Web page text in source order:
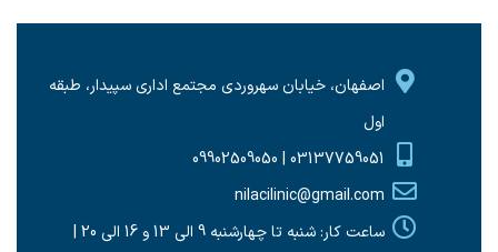
اصفهان، خیابان سهروردی مجتمع اداری سپیدار، طبقه
اول
03137759051 | 09902509050
nilacilinic@gmail.com
ساعت کار: شنبه تا چهارشنبه 9 الی 13 و 16 الی 20 |